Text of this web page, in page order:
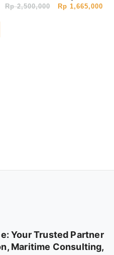
Video Editing/Editor
Rp2,500,000 Rp 1,665,000
Your Trusted Partner
Maritime Consulting,